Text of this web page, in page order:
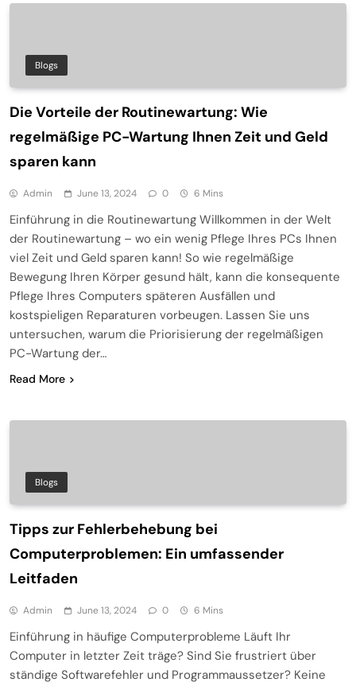
Blogs
Die Vorteile der Routinewartung: Wie
regelmäßige PC-Wartung Ihnen Zeit und Geld
sparen kann
Admin June 13, 2024 0 6 Mins
Einführung in die Routinewartung Willkommen in der Welt
der Routinewartung – wo ein wenig Pflege Ihres PCs Ihnen
viel Zeit und Geld sparen kann! So wie regelmäßige
Bewegung Ihren Körper gesund hält, kann die konsequente
Pflege Ihres Computers späteren Ausfällen und
kostspieligen Reparaturen vorbeugen. Lassen Sie uns
untersuchen, warum die Priorisierung der regelmäßigen
PC-Wartung der…
Read More
Blogs
Tipps zur Fehlerbehebung bei
Computerproblemen: Ein umfassender
Leitfaden
Admin June 13, 2024 0 6 Mins
Einführung in häufige Computerprobleme Läuft Ihr
Computer in letzter Zeit träge? Sind Sie frustriert über
ständige Softwarefehler und Programmaussetzer? Keine